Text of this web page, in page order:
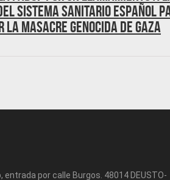
sistema sanitario español
la masacre genocida de Gaza
entrada por calle Burgos. 48014 DEUSTO-